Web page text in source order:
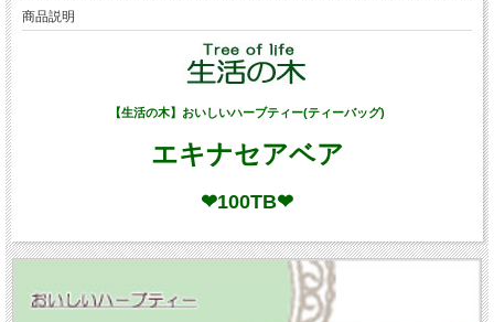
商品説明
【生活の木】おいしいハーブティー(ティーバッグ)
エキナセアベア
❤100TB❤